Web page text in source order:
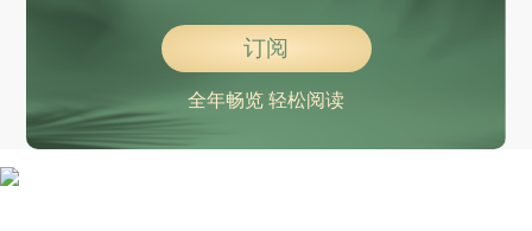
订阅
全年畅览 轻松阅读